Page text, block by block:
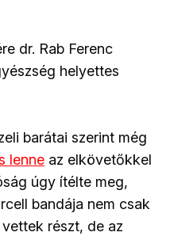
dr. Rab Ferenc
helyettes
barátai szerint még
lenne az elkövetőkkel
úgy ítélte meg,
bandája nem csak
részt, de az